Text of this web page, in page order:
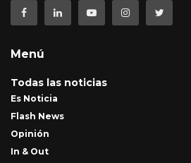
Menú
Todas las noticias
Es Noticia
Flash News
Opinión
In & Out